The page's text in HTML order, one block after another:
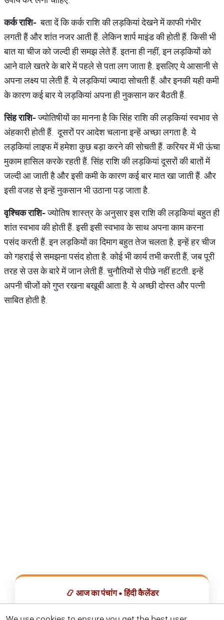
कर्कराशि- बता दें कि कर्क राशि की लड़कियां देखने में काफी गंभीर
लगती हैं और शांत नजर आती हैं. लेकिन शार्प माइंड की होती हैं. किसी भी
बात या चीज को जल्दी ही समझ लेते हैं. इतना ही नहीं, इन लड़कियों को
आने वाले खतरे के बारे में पहले से पता लग जाता है. इसलिए ये आसानी से
अपना लक्ष्य पा लेती हैं. ये लड़कियां ज्यादा सोचती हैं. और इनकी यही कमी
के कारण कई बार ये लड़कियां अपना ही नुकसान कर बैठती हैं.
सिंहराशि-ज्योतिषीयों का मानना है कि सिंह राशि की लड़कियां स्वभाव से
अंहकारी होती हैं. दूसरों पर आदेश चलाना इन्हें अच्छा लगता है. ये
लड़कियां लाइफ में हमेशा कुछ बड़ा करने की सोचती हैं. करियर में भी ऊंचा
मुकाम हासिल करके रहती हैं. सिंह राशि की लड़कियां दूसरों की बातों में
जल्दी आ जाती है और इसी कमी के कारण कई बार मात खा जाती हैं. और
इसी वजह से इन्हें नुकसान भी उठाना पड़ जाता है.
वृश्चिकराशि-ज्योतिष शास्त्र के अनुसार इस राशि की लड़कियां बहुत ही
शांत स्वभाव की होती हैं. इसी इसी स्वभाव के साथ अपना काम करना
पसंद करती हैं. इन लड़कियों का दिमाग बहुत तेज चलता है. इन्हें हर चीज
को गहराई से समझना पसंद होता है. कोई भी कार्य तभी करती हैं, जब पूरी
तरह से उस के बारे में जान लेती हैं. चुनौतियों से पीछे नहीं हटती. इन्हें
अपनी चीजों को गुप्त रखना बखूबी आता है. ये अच्छी दोस्त और पत्नी
साबित होती है.
📿 आज का पंचांग • हिंदी कैलेंडर